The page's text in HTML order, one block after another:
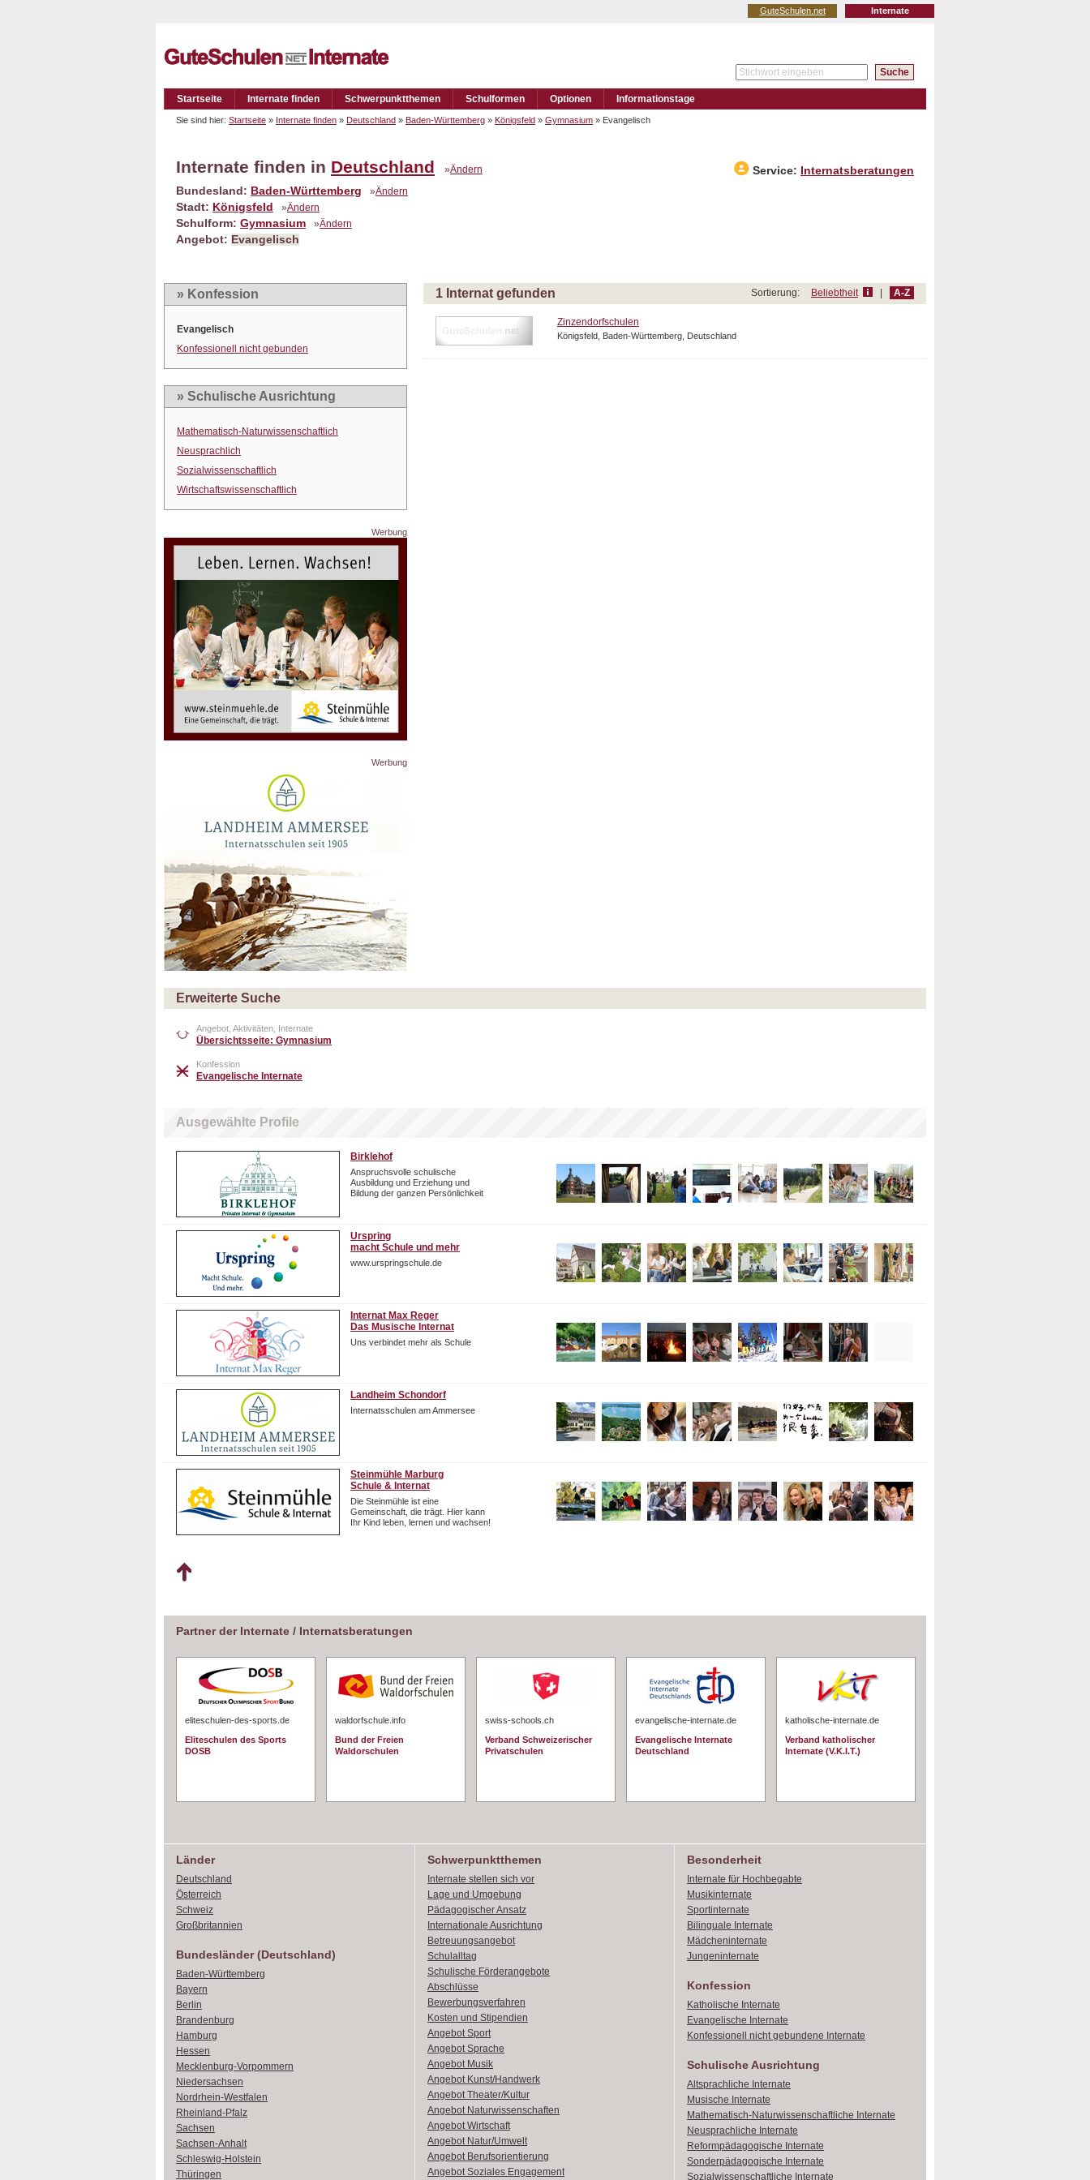
Internate
GuteSchulen.net
Startseite Internate finden Schwerpunktthemen Schulformen Optionen Informationstage
Sie sind hier: Startseite » Internate finden » Deutschland » Baden-Württemberg » Königsfeld » Gymnasium » Evangelisch
Internate finden in Deutschland »Ändern Service:
Internatsberatungen
Bundesland: Baden-Württemberg »Ändern
Stadt: Königsfeld »Ändern
Schulform: Gymnasium »Ändern
Angebot: Evangelisch
» Konfession
Evangelisch
Konfessionell nicht gebunden
» Schulische Ausrichtung
Mathematisch-Naturwissenschaftlich
Neusprachlich
Sozialwissenschaftlich
Wirtschaftswissenschaftlich
Werbung
Werbung
1 Internat gefunden Sortierung: Beliebtheit A-Z
Zinzendorfschulen
Königsfeld, Baden-Württemberg, Deutschland
Erweiterte Suche
Angebot, Aktivitäten, Internate
Übersichtsseite: Gymnasium
Konfession
Evangelische Internate
Ausgewählte Profile
Birklehof
Anspruchsvolle schulische
Ausbildung und Erziehung und
Bildung der ganzen Persönlichkeit
Urspring
macht Schule und mehr
www.urspringschule.de
Internat Max Reger
Das Musische Internat
Uns verbindet mehr als Schule
Landheim Schondorf
Internatsschulen am Ammersee
Steinmühle Marburg
Schule & Internat
Die Steinmühle ist eine
Gemeinschaft, die trägt. Hier kann
Ihr Kind leben, lernen und wachsen!
Partner der Internate / Internatsberatungen
eliteschulen-des-sports.de
Eliteschulen des Sports
DOSB
waldorfschule.info
Bund der Freien
Waldorschulen
swiss-schools.ch
Verband Schweizerischer
Privatschulen
evangelische-internate.de
Evangelische Internate
Deutschland
katholische-internate.de
Verband katholischer
Internate (V.K.I.T.)
Länder
Deutschland
Österreich
Schweiz
Großbritannien
Bundesländer (Deutschland)
Baden-Württemberg
Bayern
Berlin
Brandenburg
Hamburg
Hessen
Mecklenburg-Vorpommern
Niedersachsen
Nordrhein-Westfalen
Rheinland-Pfalz
Sachsen
Sachsen-Anhalt
Schleswig-Holstein
Thüringen
Schwerpunktthemen
Internate stellen sich vor
Lage und Umgebung
Pädagogischer Ansatz
Internationale Ausrichtung
Betreuungsangebot
Schulalltag
Schulische Förderangebote
Abschlüsse
Bewerbungsverfahren
Kosten und Stipendien
Angebot Sport
Angebot Sprache
Angebot Musik
Angebot Kunst/Handwerk
Angebot Theater/Kultur
Angebot Naturwissenschaften
Angebot Wirtschaft
Angebot Natur/Umwelt
Angebot Berufsorientierung
Angebot Soziales Engagement
Besonderheit
Internate für Hochbegabte
Musikinternate
Sportinternate
Bilinguale Internate
Mädcheninternate
Jungeninternate
Konfession
Katholische Internate
Evangelische Internate
Konfessionell nicht gebundene Internate
Schulische Ausrichtung
Altsprachliche Internate
Musische Internate
Mathematisch-Naturwissenschaftliche Internate
Neusprachliche Internate
Reformpädagogische Internate
Sonderpädagogische Internate
Sozialwissenschaftliche Internate